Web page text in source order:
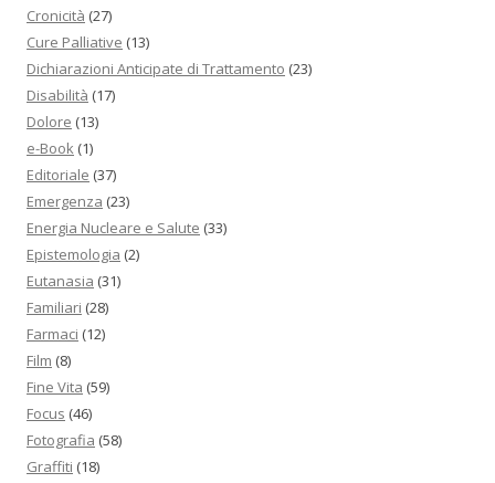
Cronicità (27)
Cure Palliative (13)
Dichiarazioni Anticipate di Trattamento (23)
Disabilità (17)
Dolore (13)
e-Book (1)
Editoriale (37)
Emergenza (23)
Energia Nucleare e Salute (33)
Epistemologia (2)
Eutanasia (31)
Familiari (28)
Farmaci (12)
Film (8)
Fine Vita (59)
Focus (46)
Fotografia (58)
Graffiti (18)